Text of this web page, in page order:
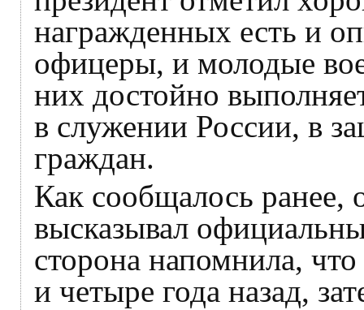
награжденных есть и
офицеры, и молодые
них достойно
в служении России, в
граждан.
Как сообщалось ранее,
высказывал
сторона напомнила,
и четыре года назад,